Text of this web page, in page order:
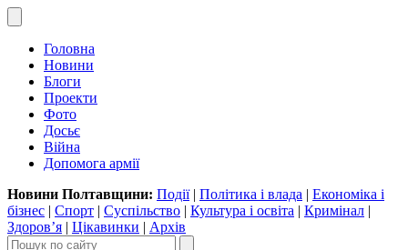
Головна
Новини
Блоги
Проекти
Фото
Досьє
Війна
Допомога армії
Новини Полтавщини: Події| Політика і влада | Економіка і
бізнес | Спорт | Суспільство | Культура і освіта | Кримінал |
Здоров’я | Цікавинки | Архів